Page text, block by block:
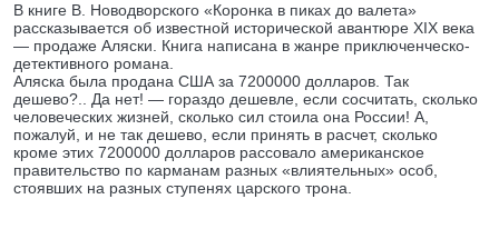
В книге В. Новодворского «Коронка в пиках до валета»
рассказывается об известной исторической авантюре XIX века
— продаже Аляски. Книга написана в жанре приключенческо-
детективного романа.
Аляска была продана США за 7200000 долларов. Так
дешево?.. Да нет! — гораздо дешевле, если сосчитать, сколько
человеческих жизней, сколько сил стоила она России! А,
пожалуй, и не так дешево, если принять в расчет, сколько
кроме этих 7200000 долларов рассовало американское
правительство по карманам разных «влиятельных» особ,
стоявших на разных ступенях царского трона.